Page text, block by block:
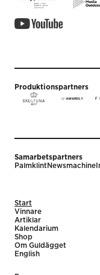
Produktionspartners
Samarbetspartners
PalmklintNewsmachine
Start
Vinnare
Artiklar
Kalendarium
Shop
Om Guldägget
English